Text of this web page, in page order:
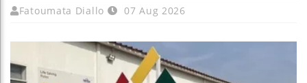
Fatoumata Diallo 07 Aug 2026